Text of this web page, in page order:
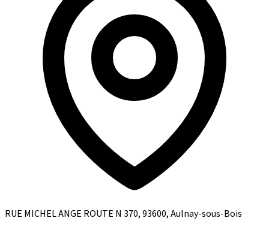
RUE MICHEL ANGE ROUTE N 370, 93600, Aulnay-sous-Bois